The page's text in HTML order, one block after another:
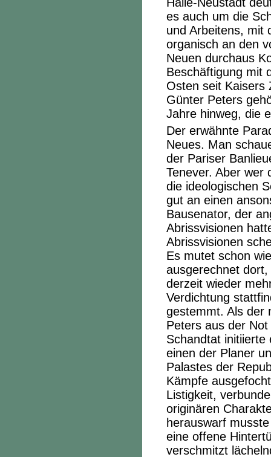
es auch um die
und Arbeitens, mit
organisch an den
Neuen durchaus
Beschäftigung mit
Osten seit Kaisers
Günter Peters
Jahre hinweg, die
Der erwähnte
Neues. Man
der Pariser
Tenever. Aber wer
die ideologischen
gut an einen
Bausenator, der
Abrissvisionen
Abrissvisionen
Es mutet schon
ausgerechnet
derzeit wieder
Verdichtung
gestemmt. Als der
Peters aus der
Schandtat
einen der Planer
Palastes der
Kämpfe
Listigkeit,
originären
herauswarf
eine offene
verschmitzt